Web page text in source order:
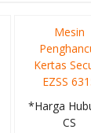
Mesin
Kertas
EZSS
*Harga
CS